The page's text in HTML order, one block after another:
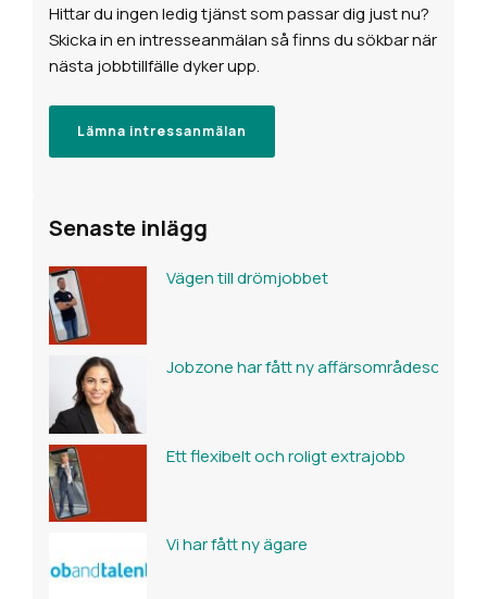
Hittar du ingen ledig tjänst som passar dig just nu?
Skicka in en intresseanmälan så finns du sökbar när
nästa jobbtillfälle dyker upp.
Lämna intressanmälan
Senaste inlägg
Vägen till drömjobbet
Jobzone har fått ny affärsområdeschef
Ett flexibelt och roligt extrajobb
Vi har fått ny ägare